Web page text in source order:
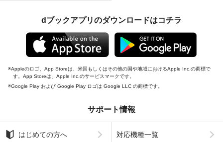
dブックアプリのダウンロードはコチラ
Appleのロゴ、App Storeは、米国もしくはその他の国や地域におけるApple Inc.の商標で
す。App Storeは、Apple Inc.のサービスマークです。
Google Play および Google Play ロゴは Google LLC の商標です。
サポート情報
はじめての方へ 対応機種一覧